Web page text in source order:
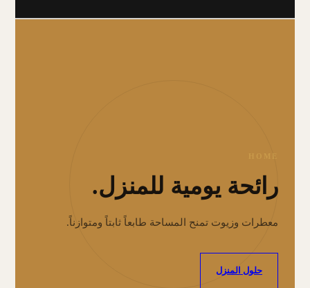
HOME
رائحة يومية للمنزل.
معطرات وزيوت تمنح المساحة طابعاً ثابتاً ومتوازناً.
حلول المنزل